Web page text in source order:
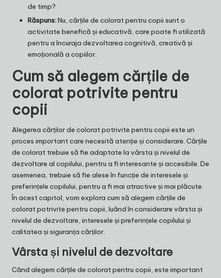
de timp?
Răspuns:Nu, cărțile de colorat pentru copii sunt o
activitate benefică și educativă, care poate fi utilizată
pentru a încuraja dezvoltarea cognitivă, creativă și
emoțională a copiilor.
Cum să alegem cărțile de
colorat potrivite pentru
copii
Alegerea cărților de colorat potrivite pentru copii este un
proces important care necesită atenție și considerare. Cărțile
de colorat trebuie să fie adaptate la vârsta și nivelul de
dezvoltare al copilului, pentru a fi interesante și accesibile. De
asemenea, trebuie să fie alese în funcție de interesele și
preferințele copilului, pentru a fi mai atractive și mai plăcute.
În acest capitol, vom explora cum să alegem cărțile de
colorat potrivite pentru copii, luând în considerare vârsta și
nivelul de dezvoltare, interesele și preferințele copilului și
calitatea și siguranța cărților.
Vârsta și nivelul de dezvoltare
Când alegem cărțile de colorat pentru copii, este important